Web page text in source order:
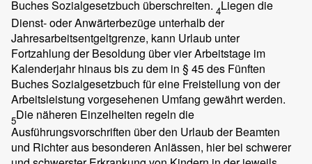
Buches Sozialgesetzbuch überschreiten. 4Liegen die
Dienst- oder Anwärterbezüge unterhalb der
Jahresarbeitsentgeltgrenze, kann Urlaub unter
Fortzahlung der Besoldung über vier Arbeitstage im
Kalenderjahr hinaus bis zu dem in § 45 des Fünften
Buches Sozialgesetzbuch für eine Freistellung von der
Arbeitsleistung vorgesehenen Umfang gewährt werden.
5Die näheren Einzelheiten regeln die
Ausführungsvorschriften über den Urlaub der Beamten
und Richter aus besonderen Anlässen, hier bei schwerer